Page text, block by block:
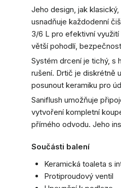
Jeho design, jak
usnadňuje každodenní
3/6 L pro efektivní
větší pohodlí,
Systém drcení je tichý, s
rušení. Drtič je diskrétně
posunout keramiku pro
Saniflush umožňuje
vytvoření kompletní
přímého odvodu. Jeho
Součásti balení
Keramická toaleta s
Protiproudový ventil